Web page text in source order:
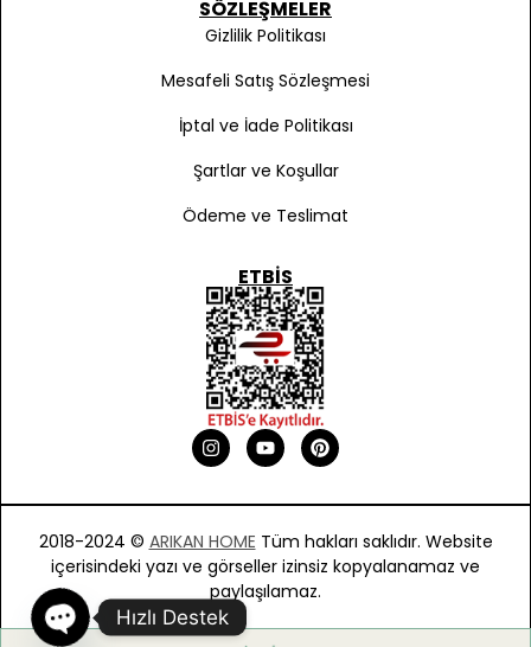
SÖZLEŞMELER
Gizlilik Politikası
Mesafeli Satış Sözleşmesi
İptal ve İade Politikası
Şartlar ve Koşullar
Ödeme ve Teslimat
ETBIS
2018-2024 © ARIKAN HOME Tüm hakları saklıdır. Website
içerisindeki yazı ve görseller izinsiz kopyalanamaz ve
paylaşılamaz.
Hızlı Destek